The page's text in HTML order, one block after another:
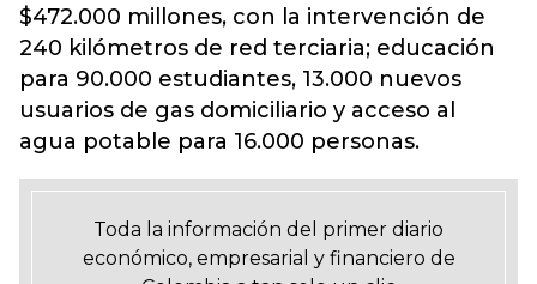
$472.000 millones, con la intervención de
240 kilómetros de red terciaria; educación
para 90.000 estudiantes, 13.000 nuevos
usuarios de gas domiciliario y acceso al
agua potable para 16.000 personas.
Toda la información del primer diario
económico, empresarial y financiero de